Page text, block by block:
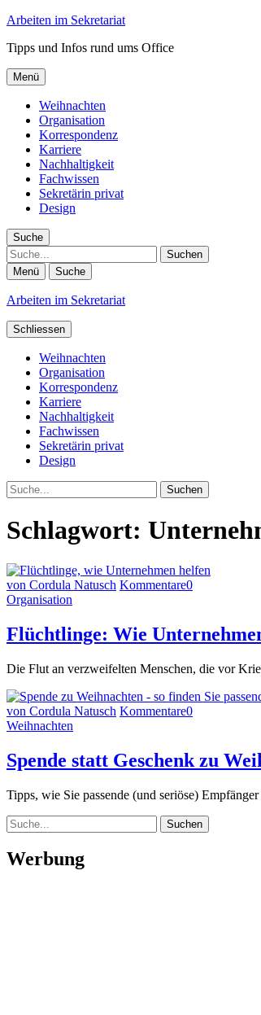
Arbeiten im Sekretariat
Tipps und Infos rund ums Office
Menü
Weihnachten
Organisation
Korrespondenz
Karriere
Nachhaltigkeit
Fachwissen
Sekretärin privat
Design
Suche
Suche
Menü Suche
Arbeiten im Sekretariat
Schliessen
Weihnachten
Organisation
Korrespondenz
Karriere
Nachhaltigkeit
Fachwissen
Sekretärin privat
Design
Suche
Schlagwort:
von Cordula Natusch Kommentare0
Organisation
Flüchtlinge: Wie
Die Flut an verzweifelten Menschen, die vor
von Cordula Natusch Kommentare0
Weihnachten
Spende statt Geschenk zu
Tipps, wie Sie passende (und seriöse)
Suche
Werbung